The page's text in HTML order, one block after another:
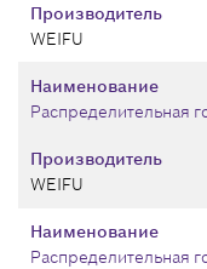
Производитель
WEIFU
Производитель
WEIFU
Наименование
Распределительная
Наименование
Распределительная